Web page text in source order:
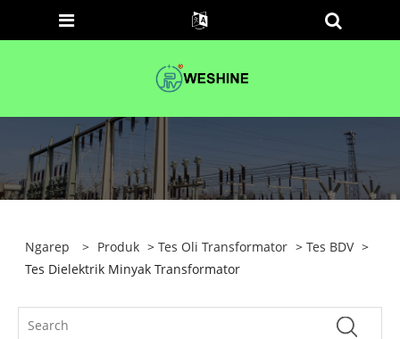
Ngarep > Produk >Tes Oli Transformator >Tes BDV >
Tes Dielektrik Minyak Transformator